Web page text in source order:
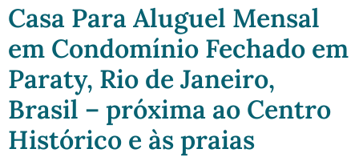
Casa Para Aluguel Mensal
em Condomínio Fechado em
Paraty, Rio de Janeiro,
Brasil – próxima ao Centro
Histórico e às praias